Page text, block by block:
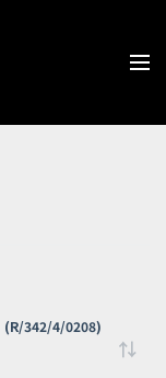
(R/342/4/0208)